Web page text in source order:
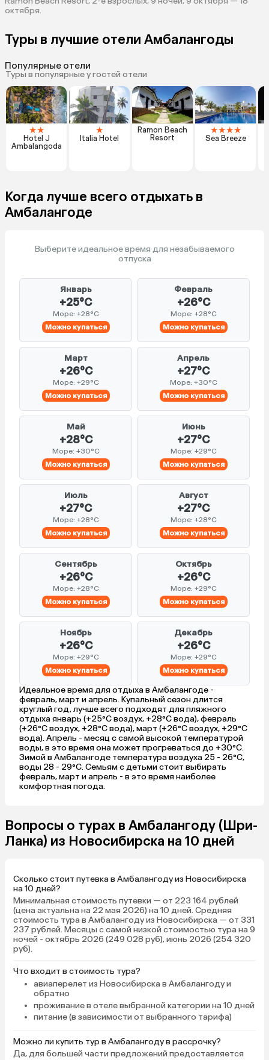
октября.
Туры в лучшие отели Амбалангоды
Популярные отели
Туры в популярные у гостей отели
★★
Hotel J
Ambalangoda
★
Italia Hotel
Ramon Beach
Resort
★★★★
Sea Breeze
Когда лучше всего отдыхать в
Амбалангоде
Выберите идеальное время для незабываемого
отпуска
Январь
+25°C
Море: +28°C
Можно купаться
Февраль
+26°C
Море: +28°C
Можно купаться
Март
+26°C
Море: +29°C
Можно купаться
Апрель
+27°C
Море: +30°C
Можно купаться
Май
+28°C
Море: +30°C
Можно купаться
Июнь
+27°C
Море: +29°C
Можно купаться
Июль
+27°C
Море: +28°C
Можно купаться
Август
+27°C
Море: +28°C
Можно купаться
Сентябрь
+26°C
Море: +28°C
Можно купаться
Октябрь
+26°C
Море: +29°C
Можно купаться
Ноябрь
+26°C
Море: +29°C
Можно купаться
Декабрь
+26°C
Море: +29°C
Можно купаться
Идеальное время для отдыха в Амбалангоде -
февраль, март и апрель. Купальный сезон длится
круглый год, лучше всего подходят для пляжного
отдыха январь (+25°C воздух, +28°C вода), февраль
(+26°C воздух, +28°C вода), март (+26°C воздух, +29°C
вода). Апрель - месяц с самой высокой температурой
воды, в это время она может прогреваться до +30°C.
Зимой в Амбалангоде температура воздуха 25 - 26°C,
воды 28 - 29°C. Семьям с детьми стоит выбирать
февраль, март и апрель - в это время наиболее
комфортная погода.
Вопросы о турах в Амбалангоду (Шри-
Ланка) из Новосибирска на 10 дней
Сколько стоит путевка в Амбалангоду из Новосибирска
на 10 дней?
Минимальная стоимость путевки — от 223 164 рублей
(цена актуальна на 22 мая 2026) на 10 дней. Средняя
стоимость тура в Амбалангоду из Новосибирска — от 331
237 рублей. Месяцы с самой низкой стоимостью тура на 9
ночей - октябрь 2026 (249 028 руб), июнь 2026 (254 320
руб).
Что входит в стоимость тура?
авиаперелет из Новосибирска в Амбалангоду и
обратно
проживание в отеле выбранной категории на 10 дней
питание (в зависимости от выбранного тарифа)
Можно ли купить тур в Амбалангоду в рассрочку?
Да, для большей части предложений предоставляется